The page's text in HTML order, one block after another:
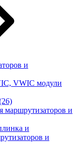
и
VWIC модули
маршрутизаторов и
и
и